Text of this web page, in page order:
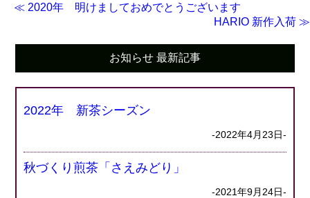
≪ 2020年 明けましておめでとうございます
HARIO 新作入荷 ≫
お知らせ 最新記事
2022年 新茶シーズン
-2022年4月23日-
秋づくり煎茶「さえみどり」
-2021年9月24日-